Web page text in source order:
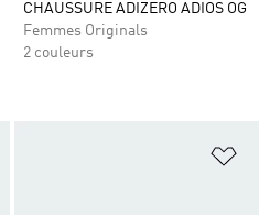
CHAUSSURE ADIZERO ADIOS OG
Femmes Originals
2 couleurs
Ajouter à la Liste de produits